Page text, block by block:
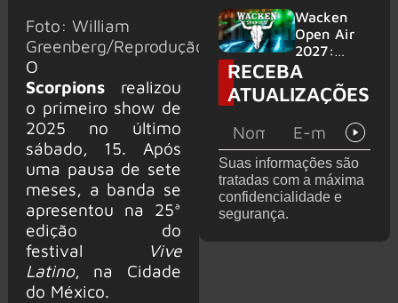
Foto: William
Greenberg/Reprodução/Facebook
O
Scorpionsrealizou
o primeiro show de
2025 no último
sábado, 15. Após
uma pausa de sete
meses, a banda se
apresentou na 25ª
edição do
festival
Vive
Latino, na Cidade
do México.
Jersey
rock anos
2000,
volta ao
Brasil para
6 shows
Wacken
Open Air
2027:
festival
amplia
line-up e
confirma
mais de 50
bandas
RECEBA
ATUALIZAÇÕES
Suas informações são
tratadas com a máxima
confidencialidade e
segurança.